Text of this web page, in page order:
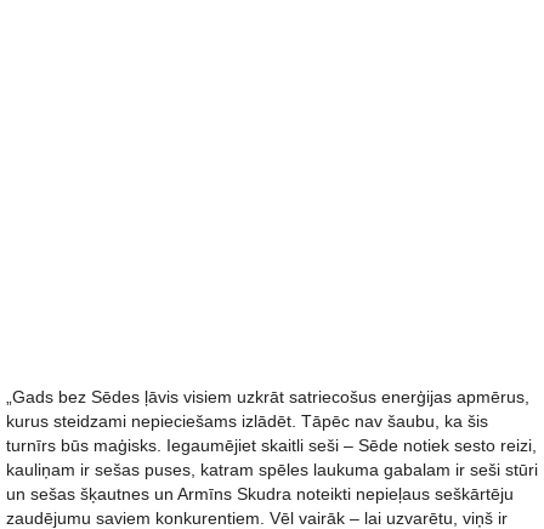
„Gads bez Sēdes ļāvis visiem uzkrāt satriecošus enerģijas apmērus,
kurus steidzami nepieciešams izlādēt. Tāpēc nav šaubu, ka šis
turnīrs būs maģisks. Iegaumējiet skaitli seši – Sēde notiek sesto reizi,
kauliņam ir sešas puses, katram spēles laukuma gabalam ir seši stūri
un sešas šķautnes un Armīns Skudra noteikti nepieļaus seškārtēju
zaudējumu saviem konkurentiem. Vēl vairāk – lai uzvarētu, viņš ir